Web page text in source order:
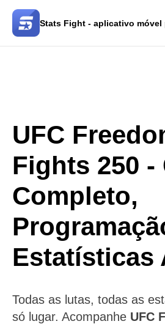
Stats Fight - aplicativo móvel
UFC
Fights 250 -
Completo,
Estatísticas
Todas as lutas, todas as
só lugar. Acompanhe UFC